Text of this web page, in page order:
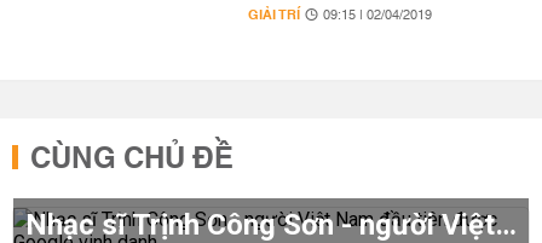
GIẢI TRÍ 09:15 | 02/04/2019
CÙNG CHỦ ĐỀ
Nhạc sĩ Trịnh Công Sơn - người Việt Nam đầu tiên được Google vinh danh